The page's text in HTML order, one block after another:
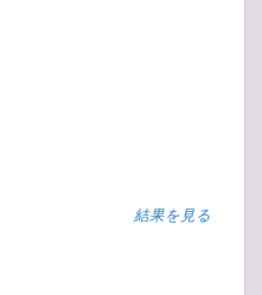
結果を見る